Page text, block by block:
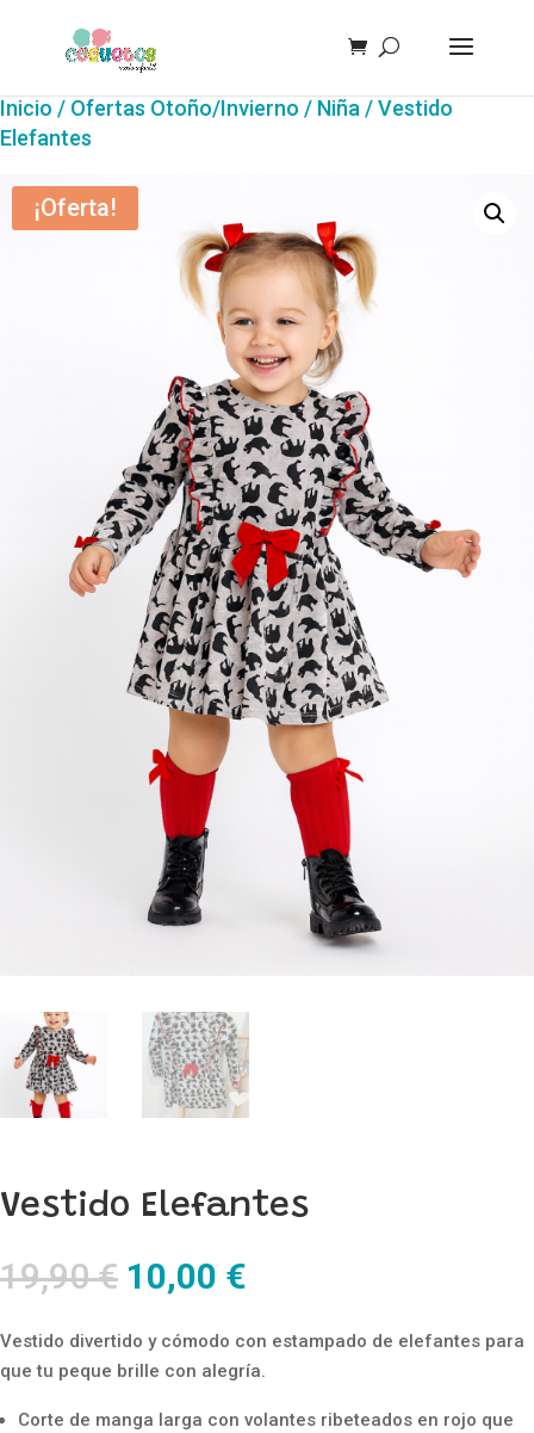
Inicio / Ofertas Otoño/Invierno / Niña / Vestido
Elefantes
¡Oferta!
Vestido Elefantes
19,90€ El
precio
original
era:
19,90 €.
10,00 €
actual
es:
Vestido divertido y cómodo con estampado de elefantes para
que tu peque brille con alegría.
Corte de manga larga con volantes ribeteados en rojo que